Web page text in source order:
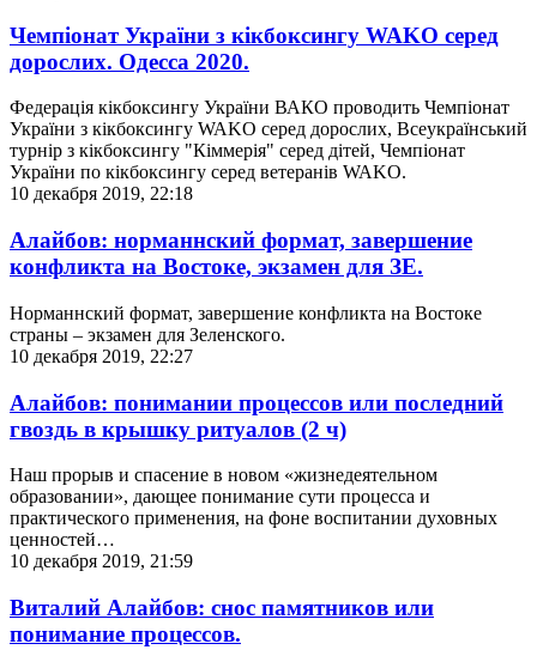
Чемпіонат України з кікбоксингу WAKO серед
дорослих. Одесса 2020.
Федерація кікбоксингу України ВАКО проводить Чемпіонат
України з кікбоксингу WAKO серед дорослих, Всеукраїнський
турнір з кікбоксингу "Кіммерія" серед дітей, Чемпіонат
України по кікбоксингу серед ветеранів WAKO.
10 декабря 2019, 22:18
Алайбов: норманнский формат, завершение
конфликта на Востоке, экзамен для ЗЕ.
Норманнский формат, завершение конфликта на Востоке
страны – экзамен для Зеленского.
10 декабря 2019, 22:27
Алайбов: понимании процессов или последний
гвоздь в крышку ритуалов (2 ч)
Наш прорыв и спасение в новом «жизнедеятельном
образовании», дающее понимание сути процесса и
практического применения, на фоне воспитании духовных
ценностей…
10 декабря 2019, 21:59
Виталий Алайбов: снос памятников или
понимание процессов.